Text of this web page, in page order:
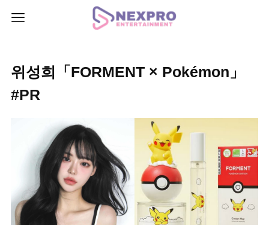
위성희「FORMENT × Pokémon」
#PR